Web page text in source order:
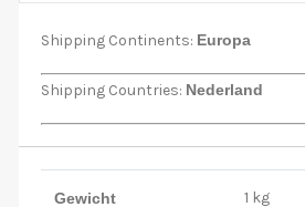
Shipping Continents: Europa
Shipping Countries: Nederland
Gewicht 1 kg